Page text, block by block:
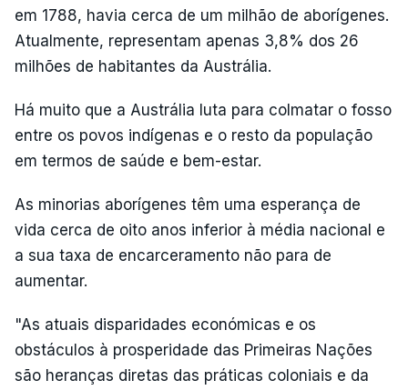
em 1788, havia cerca de um milhão de aborígenes.
Atualmente, representam apenas 3,8% dos 26
milhões de habitantes da Austrália.
Há muito que a Austrália luta para colmatar o fosso
entre os povos indígenas e o resto da população
em termos de saúde e bem-estar.
As minorias aborígenes têm uma esperança de
vida cerca de oito anos inferior à média nacional e
a sua taxa de encarceramento não para de
aumentar.
"As atuais disparidades económicas e os
obstáculos à prosperidade das Primeiras Nações
são heranças diretas das práticas coloniais e da